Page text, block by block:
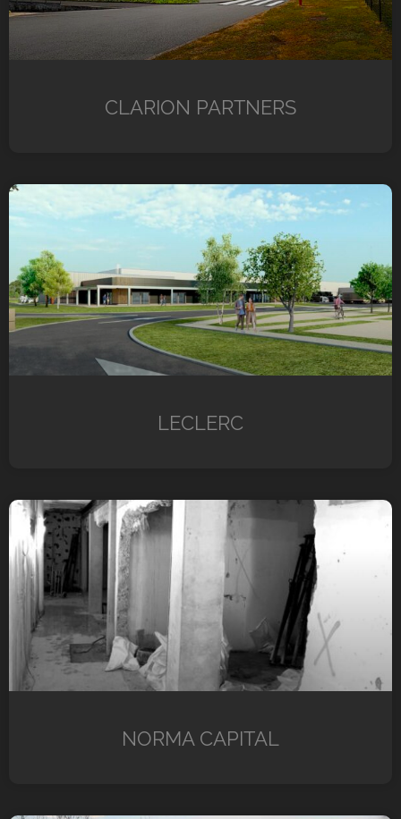
CLARION PARTNERS
LECLERC
NORMA CAPITAL